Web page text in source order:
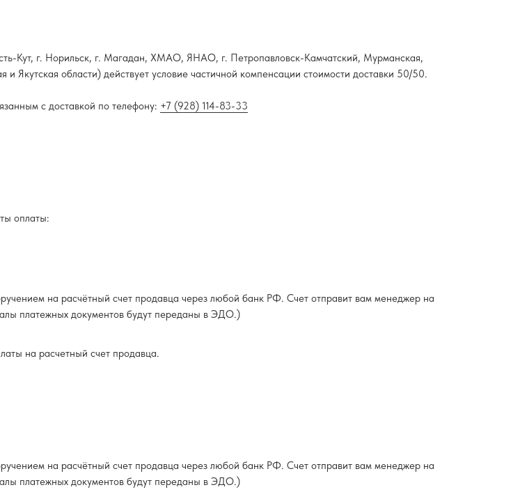
Кут, г. Норильск, г. Магадан, ХМАО, ЯНАО, г. Петропавловск-Камчатский, Мурманская,
Якутская области) действует условие частичной компенсации стоимости доставки 50/50.
с доставкой по телефону: +7 (928) 114-83-33
оплаты:
на расчётный счет продавца через любой банк РФ. Счет отправит вам менеджер на
платежных документов будут переданы в ЭДО.)
на расчетный счет продавца.
на расчётный счет продавца через любой банк РФ. Счет отправит вам менеджер на
платежных документов будут переданы в ЭДО.)